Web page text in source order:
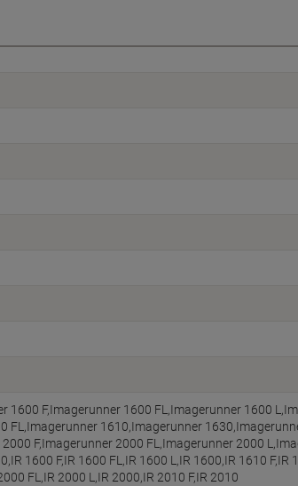
1600 F,Imagerunner 1600 FL,Imagerunner 1600
FL,Imagerunner 1610,Imagerunner
F,Imagerunner 2000 FL,Imagerunner 2000
1600 F,IR 1600 FL,IR 1600 L,IR 1600,IR 1610 F,IR
FL,IR 2000 L,IR 2000,IR 2010 F,IR 2010